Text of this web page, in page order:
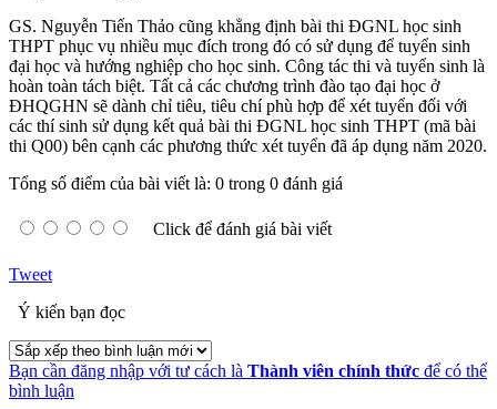
GS. Nguyễn Tiến Thảo cũng khẳng định bài thi ĐGNL học sinh
THPT phục vụ nhiều mục đích trong đó có sử dụng để tuyển sinh
đại học và hướng nghiệp cho học sinh. Công tác thi và tuyển sinh là
hoàn toàn tách biệt. Tất cả các chương trình đào tạo đại học ở
ĐHQGHN sẽ dành chỉ tiêu, tiêu chí phù hợp để xét tuyển đối với
các thí sinh sử dụng kết quả bài thi ĐGNL học sinh THPT (mã bài
thi Q00) bên cạnh các phương thức xét tuyển đã áp dụng năm 2020.
Tổng số điểm của bài viết là: 0 trong 0 đánh giá
Click để đánh giá bài viết
Tweet
Ý kiến bạn đọc
Bạn cần đăng nhập với tư cách là Thành viên chính thức để có thể
bình luận